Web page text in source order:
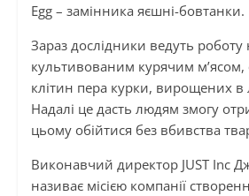
Egg – замінника яєшні-бовтанки.
Зараз дослідники ведуть роботу
культивованим курячим м’ясом,
клітин пера курки, вирощених в
Надалі це дасть людям змогу
цьому обійтися без вбивства
Виконавчий директор JUST Inc
називає місією компанії